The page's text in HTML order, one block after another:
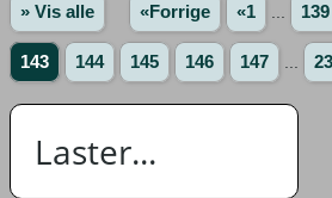
» Vis alle «Forrige «1 139
143 144 145 146 147
Laster...